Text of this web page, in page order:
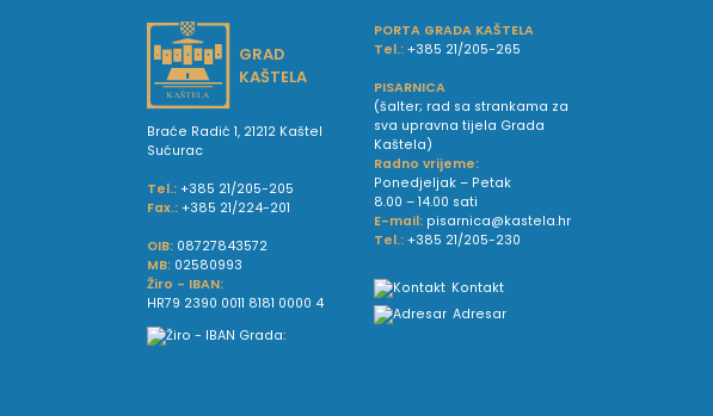
GRAD
KAŠTELA
Braće Radić 1, 21212 Kaštel
Sućurac
Tel.: +385 21/205-205
Fax.: +385 21/224-201
OIB: 08727843572
MB: 02580993
Žiro - IBAN:
HR79 2390 0011 8181 0000 4
PORTA GRADA KAŠTELA
Tel.: +385 21/205-265
PISARNICA
(šalter; rad sa strankama za
sva upravna tijela Grada
Kaštela)
Radno vrijeme:
Ponedjeljak – Petak
8.00 – 14.00 sati
E-mail: pisarnica@kastela.hr
Tel.: +385 21/205-230
Kontakt
Adresar